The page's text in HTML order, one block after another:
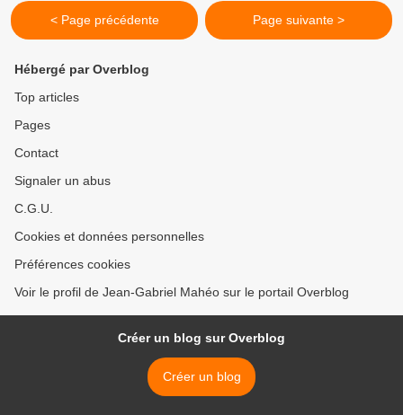
< Page précédente Page suivante >
Hébergé par Overblog
Top articles
Pages
Contact
Signaler un abus
C.G.U.
Cookies et données personnelles
Préférences cookies
Voir le profil de Jean-Gabriel Mahéo sur le portail Overblog
Créer un blog sur Overblog
Créer un blog